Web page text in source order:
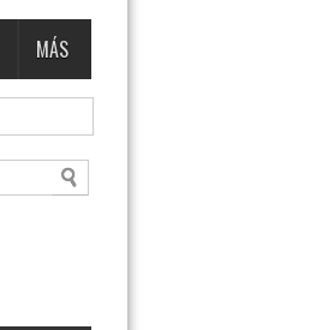
MÁS